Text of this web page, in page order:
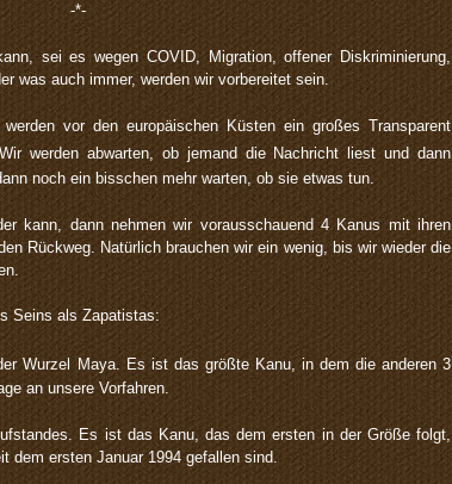
-*-
sei es wegen COVID, Migration, offener Diskriminierung,
was auch immer, werden wir vorbereitet sein.
vor den europäischen Küsten ein großes Transparent
werden abwarten, ob jemand die Nachricht liest und dann
noch ein bisschen mehr warten, ob sie etwas tun.
kann, dann nehmen wir vorausschauend 4 Kanus mit ihren
Rückweg. Natürlich brauchen wir ein wenig, bis wir wieder die
Seins als Zapatistas:
Wurzel Maya. Es ist das größte Kanu, in dem die anderen 3
an unsere Vorfahren.
Es ist das Kanu, das dem ersten in der Größe folgt,
dem ersten Januar 1994 gefallen sind.